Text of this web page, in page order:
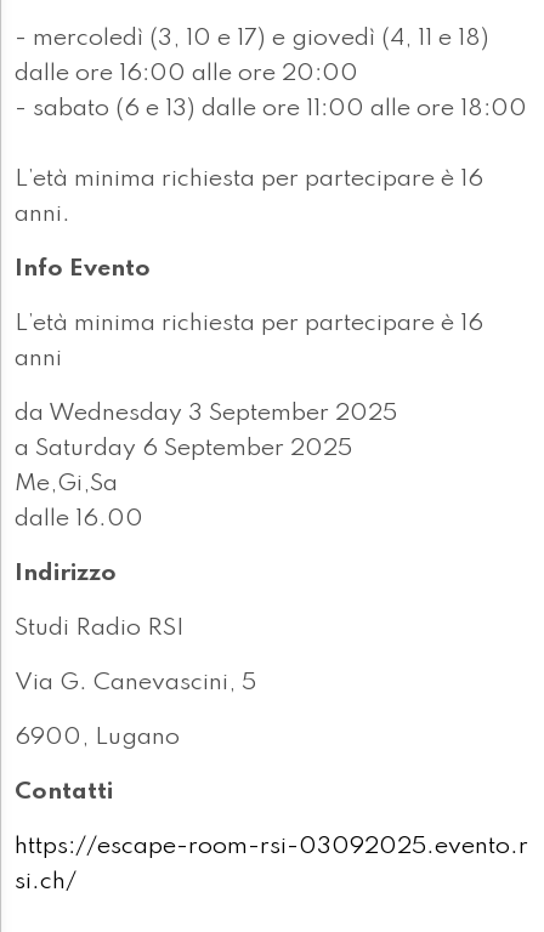
- mercoledì (3, 10 e 17) e giovedì (4, 11 e 18)
dalle ore 16:00 alle ore 20:00
- sabato (6 e 13) dalle ore 11:00 alle ore 18:00
L’età minima richiesta per partecipare è 16
anni.
Info Evento
L’età minima richiesta per partecipare è 16
anni
da Wednesday 3 September 2025
a Saturday 6 September 2025
Me,Gi,Sa
dalle 16.00
Indirizzo
Studi Radio RSI
Via G. Canevascini, 5
6900, Lugano
Contatti
https://escape-room-rsi-03092025.evento.r
si.ch/